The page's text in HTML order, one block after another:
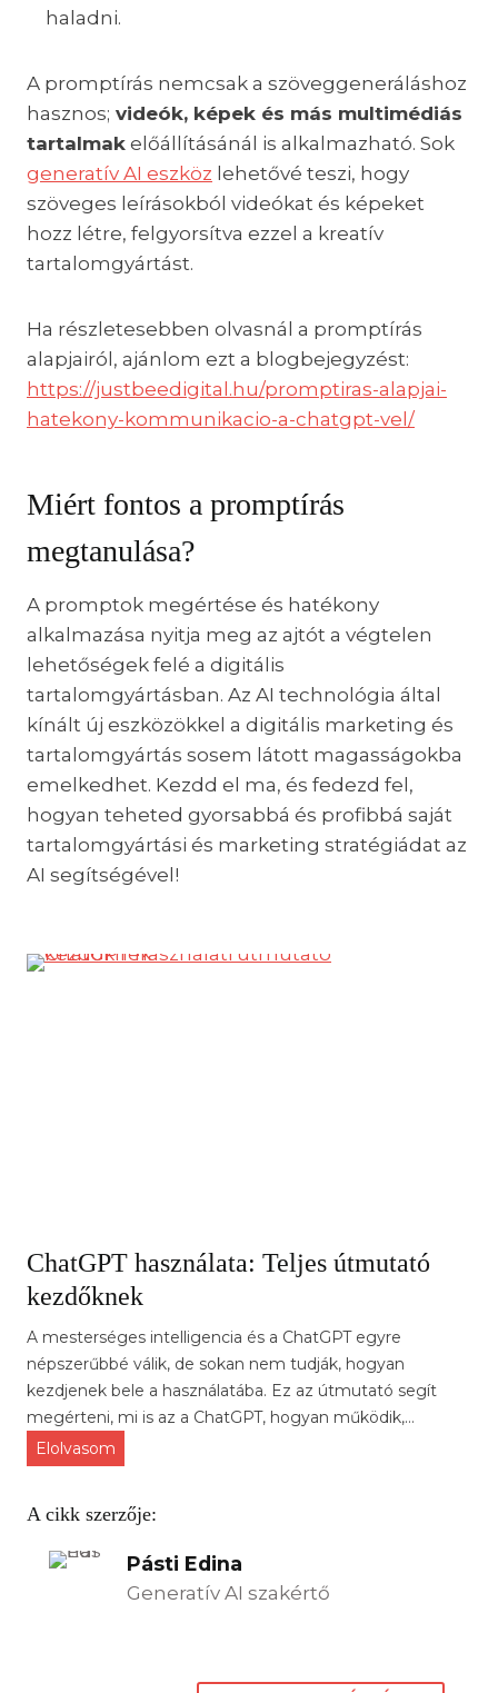
haladni.
A promptírás nemcsak a szöveggeneráláshoz
hasznos; videók, képek és más multimédiás
tartalmak előállításánál is alkalmazható. Sok
generatív AI eszköz lehetővé teszi, hogy
szöveges leírásokból videókat és képeket
hozz létre, felgyorsítva ezzel a kreatív
tartalomgyártást.
Ha részletesebben olvasnál a promptírás
alapjairól, ajánlom ezt a blogbejegyzést:
https://justbeedigital.hu/promptiras-alapjai-
hatekony-kommunikacio-a-chatgpt-vel/
Miért fontos a promptírás
megtanulása?
A promptok megértése és hatékony
alkalmazása nyitja meg az ajtót a végtelen
lehetőségek felé a digitális
tartalomgyártásban. Az AI technológia által
kínált új eszközökkel a digitális marketing és
tartalomgyártás sosem látott magasságokba
emelkedhet. Kezdd el ma, és fedezd fel,
hogyan teheted gyorsabbá és profibbá saját
tartalomgyártási és marketing stratégiádat az
AI segítségével!
ChatGPT használata: Teljes útmutató
kezdőknek
A mesterséges intelligencia és a ChatGPT egyre
népszerűbbé válik, de sokan nem tudják, hogyan
kezdjenek bele a használatába. Ez az útmutató segít
megérteni, mi is az a ChatGPT, hogyan működik,…
Elolvasom
t
A cikk szerzője:
Pásti Edina
Generatív AI szakértő